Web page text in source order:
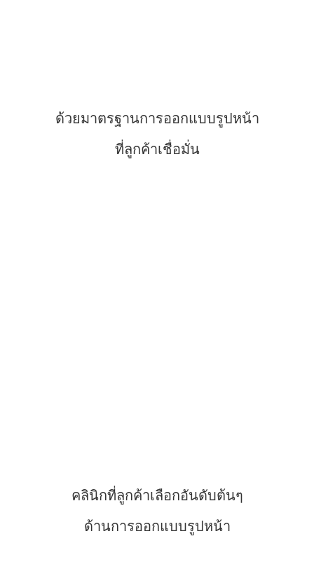
ด้วยมาตรฐานการออกแบบรูปหน้า
ที่ลูกค้าเชื่อมั่น
คลินิกที่ลูกค้าเลือกอันดับต้นๆ
ด้านการออกแบบรูปหน้า